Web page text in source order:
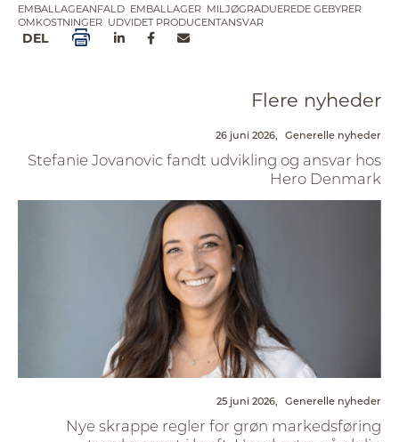
EMBALLAGEANFALD EMBALLAGER MILJØGRADUEREDE GEBYRER
OMKOSTNINGER UDVIDET PRODUCENTANSVAR
DEL
Flere nyheder
26 juni 2026, Generelle nyheder
Stefanie Jovanovic fandt udvikling og ansvar hos
Hero Denmark
25 juni 2026, Generelle nyheder
Nye skrappe regler for grøn markedsføring